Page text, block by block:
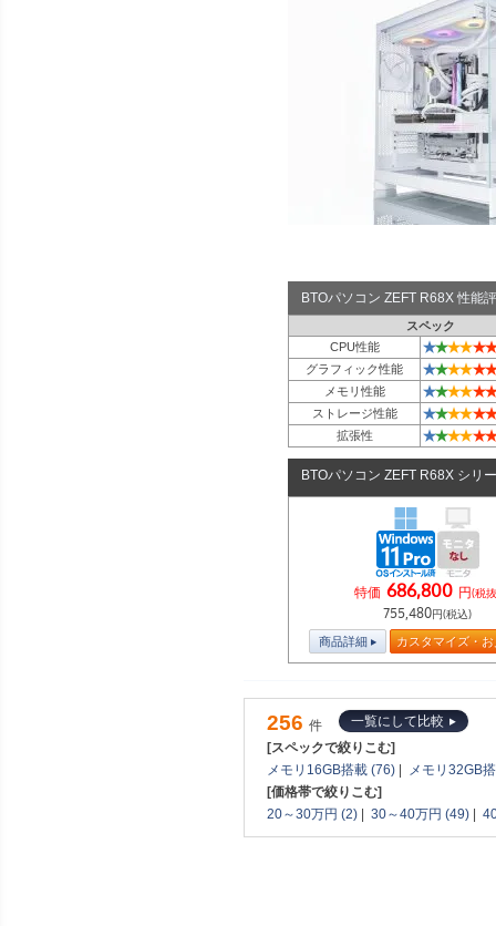
BTOパソコン ZEFT R68X 性能
スペック
CPU性能
★★★★★★
グラフィック性能 ★★★★★★
メモリ性能 ★★★★★★
ストレージ性能 ★★★★★★
拡張性 ★★★★★★
BTOパソコン ZEFT R68X シリ
特価 686,800 円(税
755,480円(税込)
商品詳細 カスタマイズ・
256 件
一覧にして比較
[スペックで絞りこむ]
メモリ16GB搭載 (76)
メモリ32GB
[価格帯で絞りこむ]
20～30万円 (2)
30～40万円 (49)